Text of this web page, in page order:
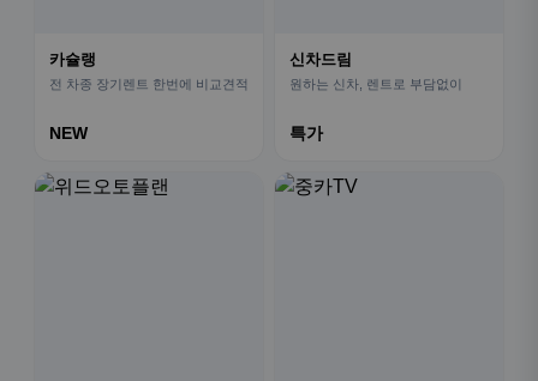
카슐랭
전 차종 장기렌트 한번에 비교견적
NEW
신차드림
원하는 신차, 렌트로 부담없이
특가